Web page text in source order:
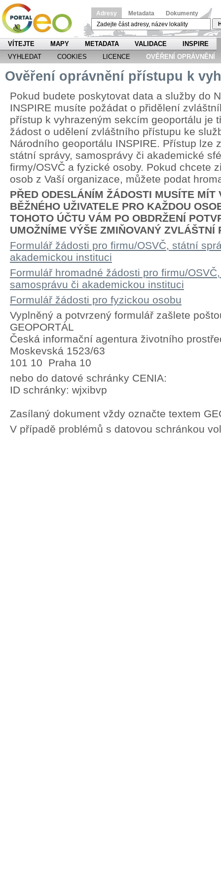
Adresy Metadata Dokumenty
VÍTEJTE MAPY METADATA VALIDACE
INSPIRE
VYHLEDAT
COOKIES LICENCE OVĚŘENÍ OPRÁVNĚNÍ
Ověření oprávnění přístupu k
Pokud budete poskytovat data a služby do
INSPIRE musíte požádat o přidělení
přístup k vyhrazeným sekcím geoportálu je
žádost o udělení zvláštního přístupu ke
Národního geoportálu INSPIRE. Přístup lze
státní správy, samosprávy či akademické
firmy/OSVČ a fyzické osoby. Pokud chcete
osob z Vaší organizace, můžete podat
PŘED ODESLÁNÍM ŽÁDOSTI MUSÍTE MÍT
BĚŽNÉHO UŽIVATELE PRO KAŽDOU
TOHOTO ÚČTU VÁM PO OBDRŽENÍ
UMOŽNÍME VÝŠE ZMIŇOVANÝ ZVLÁŠTNÍ
Formulář žádosti pro firmu/OSVČ, státní
akademickou instituci
Formulář hromadné žádosti pro firmu/
samosprávu či akademickou instituci
Formulář žádosti pro fyzickou osobu
Vyplněný a potvrzený formulář zašlete
GEOPORTÁL
Česká informační agentura životního
Moskevská 1523/63
101 10 Praha 10
nebo do datové schránky CENIA:
ID schránky: wjxibvp
Zasílaný dokument vždy označte textem
V případě problémů s datovou schránkou